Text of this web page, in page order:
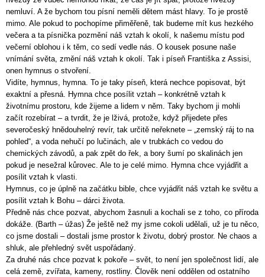
nemluví. A že bychom tou písní neměli dětem mást hlavy. To je prostě
mimo. Ale pokud to pochopíme přiměřeně, tak budeme mít kus hezkého
večera a ta písnička pozmění náš vztah k okolí, k našemu místu pod
večerní oblohou i k těm, co sedí vedle nás. O kousek posune naše
vnímání světa, změní náš vztah k okolí. Tak i píseň Františka z Assisi,
onen hymnus o stvoření.
Vidíte, hymnus, hymna. To je taky píseň, která nechce popisovat, být
exaktní a přesná. Hymna chce posílit vztah – konkrétně vztah k
životnímu prostoru, kde žijeme a lidem v něm. Taky bychom ji mohli
začít rozebírat – a tvrdit, že je lživá, protože, když přijedete přes
severočeský hnědouhelný revír, tak určitě neřeknete – „zemský ráj to na
pohled“, a voda nehučí po lučinách, ale v trubkách co vedou do
chemických závodů, a pak zpět do řek, a bory šumí po skalinách jen
pokud je nesežral kůrovec. Ale to je celé mimo. Hymna chce vyjádřit a
posílit vztah k vlasti.
Hymnus, co je úplně na začátku bible, chce vyjádřit náš vztah ke světu a
posílit vztah k Bohu – dárci života.
Předně nás chce pozvat, abychom žasnuli a kochali se z toho, co příroda
dokáže. (Barth – úžas) Že ještě než my jsme cokoli udělali, už je tu něco,
co jsme dostali – dostali jsme prostor k životu, dobrý prostor. Ne chaos a
shluk, ale přehledný svět uspořádaný.
Za druhé nás chce pozvat k pokoře – svět, to není jen společnost lidí, ale
celá země, zvířata, kameny, rostliny. Člověk není oddělen od ostatního